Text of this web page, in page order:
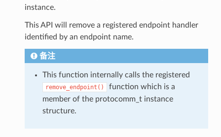
instance.
This API will remove a registered endpoint handler
identified by an endpoint name.
备注
This function internally calls the registered
remove_endpoint()
function which is a
member of the protocomm_t instance
structure.